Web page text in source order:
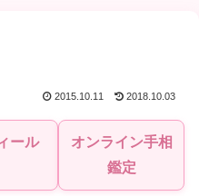
2015.10.11 2018.10.03
ール
オンライン手相
鑑定